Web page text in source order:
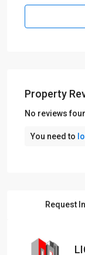
Property
No reviews
You need to
Request